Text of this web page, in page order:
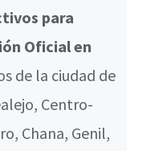
para
Oficial en
de la ciudad de
Centro-
Chana, Genil,